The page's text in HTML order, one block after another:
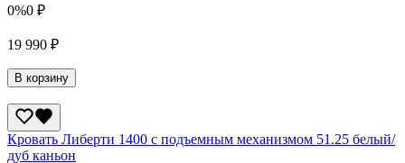
0%0 ₽
19 990 ₽
В корзину
Кровать Либерти 1400 с подъемным механизмом 51.25 белый/
дуб каньон